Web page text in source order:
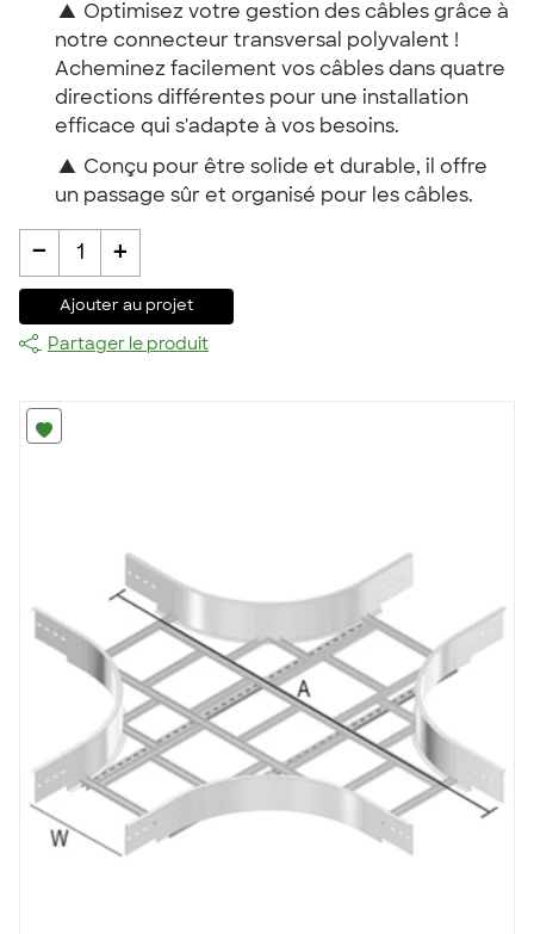
▲ Optimisez votre gestion des câbles grâce à
notre connecteur transversal polyvalent !
Acheminez facilement vos câbles dans quatre
directions différentes pour une installation
efficace qui s'adapte à vos besoins.
▲ Conçu pour être solide et durable, il offre
un passage sûr et organisé pour les câbles.
- 1 +
Ajouter au projet
Partager le produit